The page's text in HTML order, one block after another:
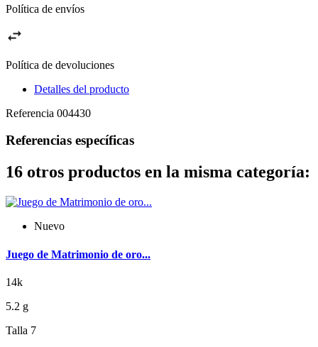
Política de envíos
Política de devoluciones
Detalles del producto
Referencia 004430
Referencias específicas
16 otros productos en la misma categoría:
Nuevo
Juego de Matrimonio de oro...
14k
5.2 g
Talla 7